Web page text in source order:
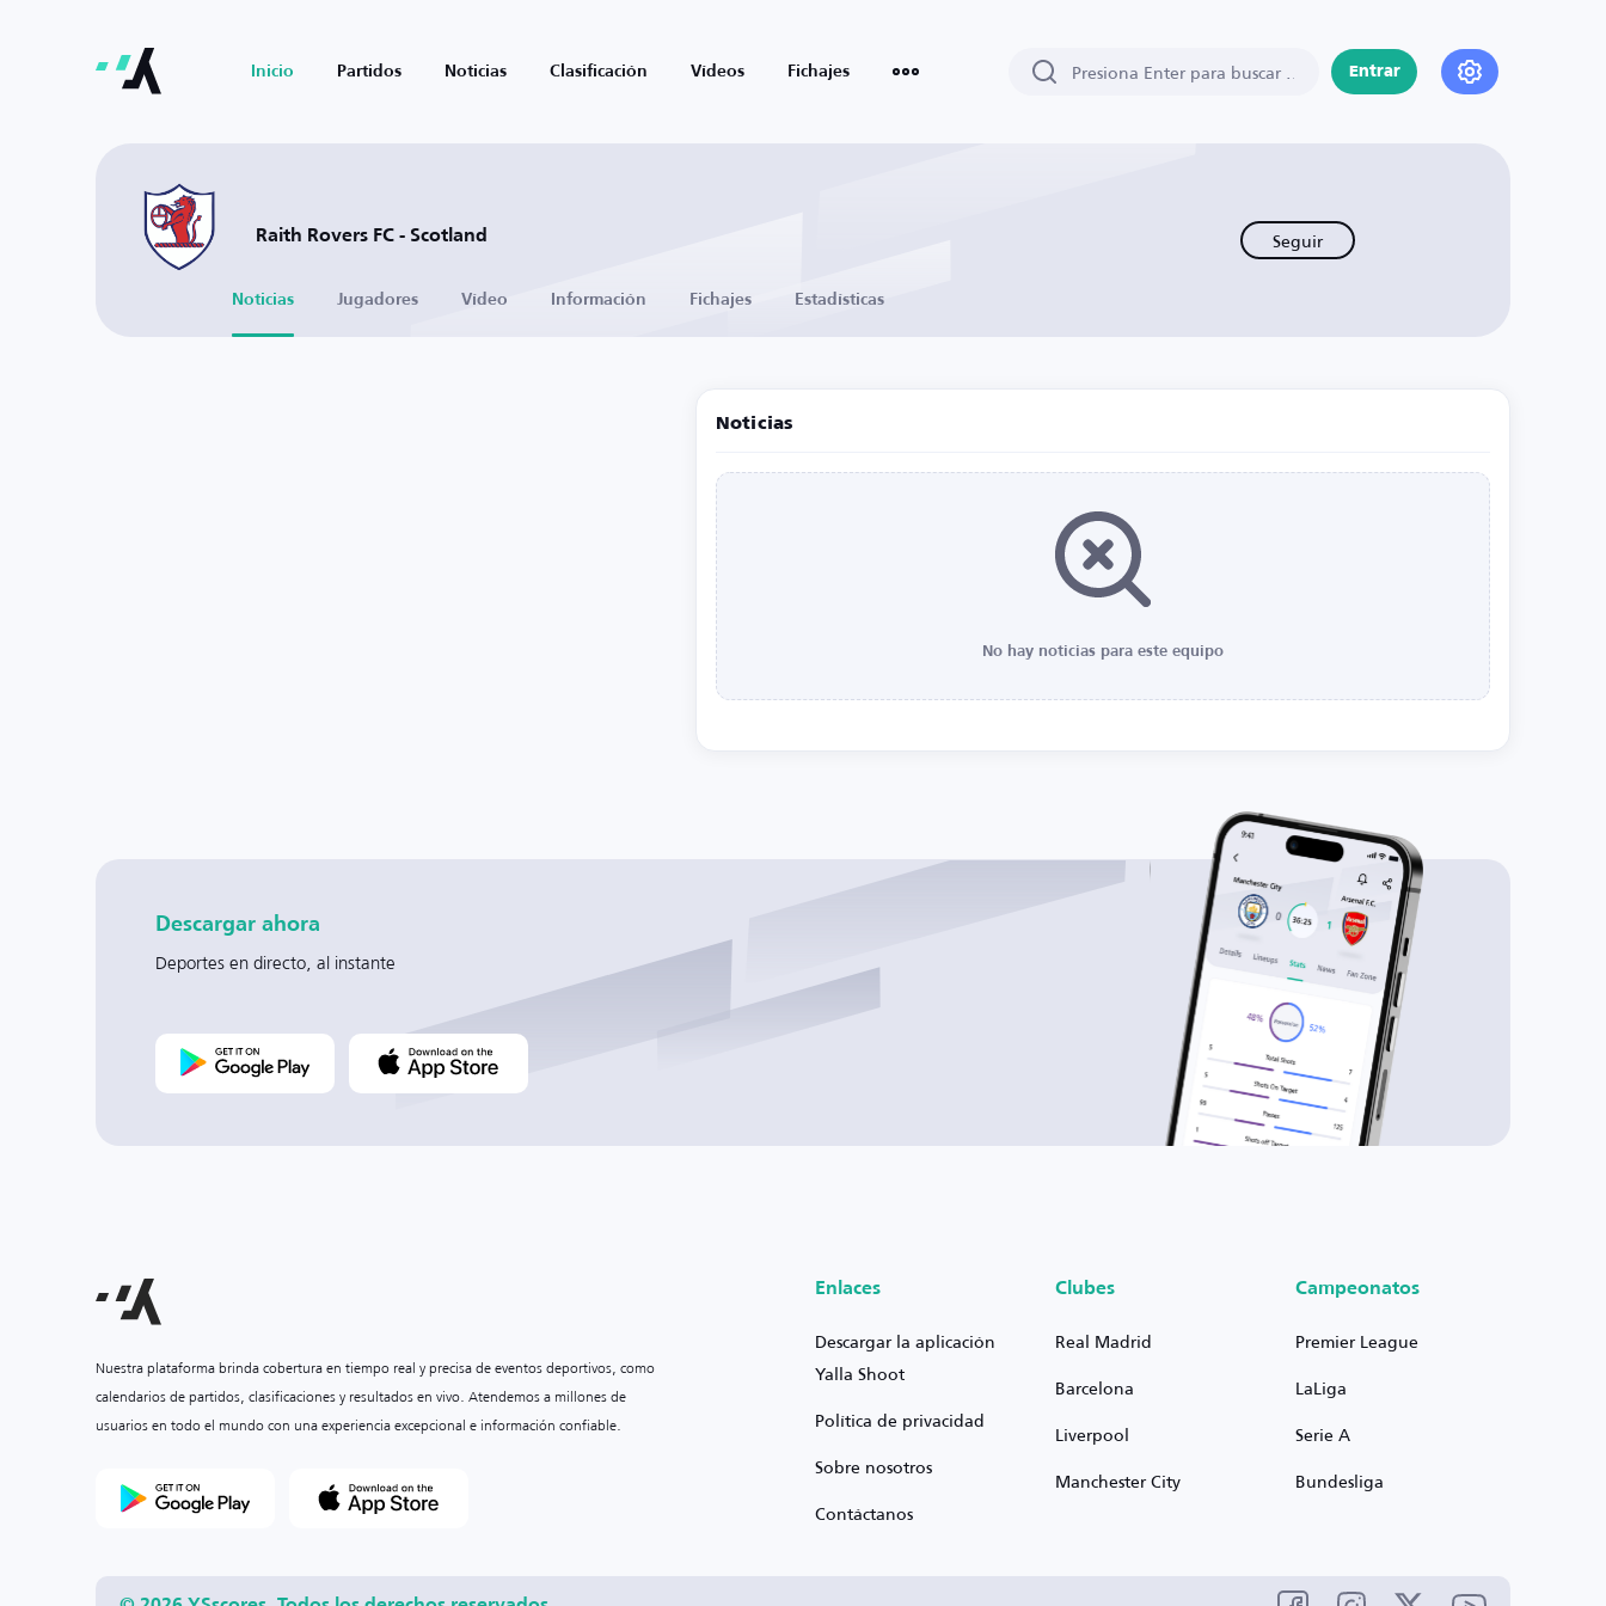
Inicio Partidos Noticias Clasificación Vídeos Fichajes Entrar
Raith Rovers FC - Scotland Seguir
Noticias Jugadores Vídeo Información Fichajes Estadísticas
Noticias
No hay noticias para este equipo
Descargar ahora
Deportes en directo, al instante
Nuestra plataforma brinda cobertura en tiempo real y precisa de eventos deportivos, como
calendarios de partidos, clasificaciones y resultados en vivo. Atendemos a millones de
usuarios en todo el mundo con una experiencia excepcional e información confiable.
Enlaces
Descargar la aplicación
Yalla Shoot
Política de privacidad
Sobre nosotros
Contáctanos
Clubes
Real Madrid
Barcelona
Liverpool
Manchester City
Campeonatos
Premier League
LaLiga
Serie A
Bundesliga